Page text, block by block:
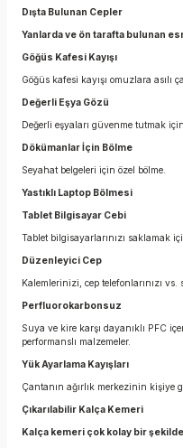
Dışta Bulunan Cepler
Yanlarda ve ön tarafta bulunan
Göğüs Kafesi Kayışı
Göğüs kafesi kayışı omuzlara asılı
Değerli Eşya Gözü
Değerli eşyaları güvenme tutmak
Dökümanlar İçin Bölme
Seyahat belgeleri için özel bölme.
Yastıklı Laptop Bölmesi
Tablet Bilgisayar Cebi
Tablet bilgisayarlarınızı saklamak
Düzenleyici Cep
Kalemlerinizi, cep telefonlarınızı
Perfluorokarbonsuz
Suya ve kire karşı dayanıklı PFC
performanslı malzemeler.
Yük Ayarlama Kayışları
Çantanın ağırlık merkezinin kişiye
Çıkarılabilir Kalça Kemeri
Kalça kemeri çok kolay bir şekilde